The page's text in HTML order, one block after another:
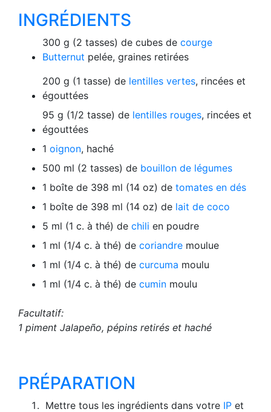
INGRÉDIENTS
300 g (2 tasses) de cubes de courge
Butternut pelée, graines retirées
200 g (1 tasse) de lentilles vertes, rincées et
égouttées
95 g (1/2 tasse) de lentilles rouges, rincées et
égouttées
1 oignon, haché
500 ml (2 tasses) de bouillon de légumes
1 boîte de 398 ml (14 oz) de tomates en dés
1 boîte de 398 ml (14 oz) de lait de coco
5 ml (1 c. à thé) de chili en poudre
1 ml (1/4 c. à thé) de coriandre moulue
1 ml (1/4 c. à thé) de curcuma moulu
1 ml (1/4 c. à thé) de cumin moulu
Facultatif:
1 piment Jalapeño, pépins retirés et haché
PRÉPARATION
Mettre tous les ingrédients dans votre IP et